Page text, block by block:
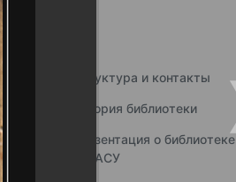
Структура и контакты
История библиотеки
Презентация о библиотеке
ННГАСУ